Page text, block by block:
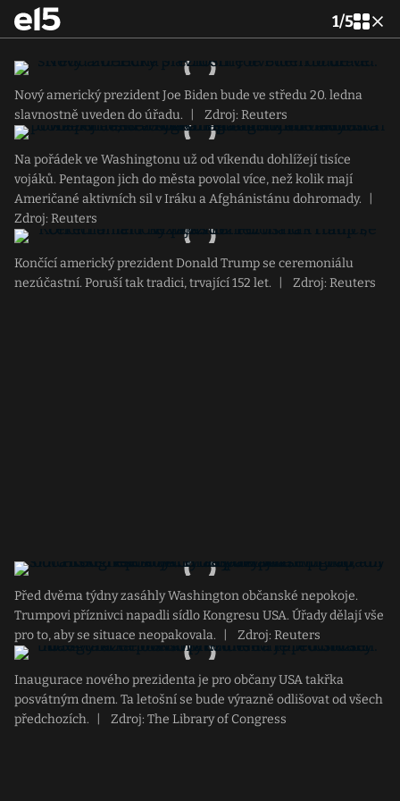
1/5
Nový americký prezident Joe Biden bude ve středu 20. ledna
slavnostně uveden do úřadu.
Zdroj: Reuters
Na pořádek ve Washingtonu už od víkendu dohlížejí tisíce
vojáků. Pentagon jich do města povolal více, než kolik mají
Američané aktivních sil v Iráku a Afghánistánu dohromady.
Zdroj: Reuters
Končící americký prezident Donald Trump se ceremoniálu
nezúčastní. Poruší tak tradici, trvající 152 let.
Zdroj: Reuters
Před dvěma týdny zasáhly Washington občanské nepokoje.
Trumpovi příznivci napadli sídlo Kongresu USA. Úřady dělají vše
pro to, aby se situace neopakovala.
Zdroj: Reuters
Inaugurace nového prezidenta je pro občany USA takřka
posvátným dnem. Ta letošní se bude výrazně odlišovat od všech
předchozích.
Zdroj: The Library of Congress